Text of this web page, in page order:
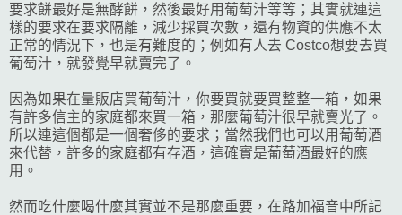
要求餅最好是無酵餅，然後最好用葡萄汁等等；其實就連這
樣的要求在要求隔離，減少採買次數，還有物資的供應不太
正常的情況下，也是有難度的；例如有人去 Costco想要去買
葡萄汁，就發覺早就賣完了。
因為如果在量販店買葡萄汁，你要買就要買整整一箱，如果
有許多信主的家庭都來買一箱，那麼葡萄汁很早就賣光了。
所以連這個都是一個奢侈的要求；當然我們也可以用葡萄酒
來代替，許多的家庭都有存酒，這確實是葡萄酒最好的應
用。
然而吃什麼喝什麼其實並不是那麼重要，在路加福音中所記